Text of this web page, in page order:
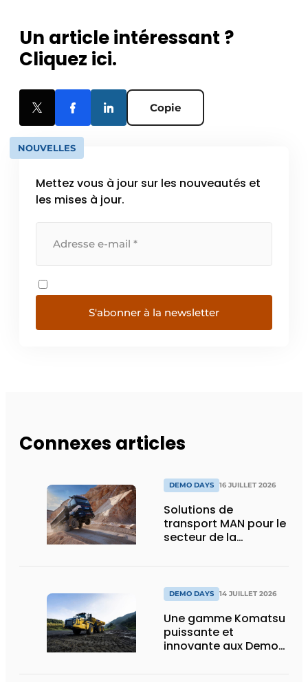
Un article intéressant ?
Cliquez ici.
Copie
NOUVELLES
Mettez vous à jour sur les nouveautés et
les mises à jour.
S'abonner à la newsletter
Connexes articles
DEMO DAYS 16 JUILLET 2026
Solutions de
transport MAN pour le
secteur de la
DEMO DAYS 14 JUILLET 2026
Une gamme Komatsu
puissante et
innovante aux Demo